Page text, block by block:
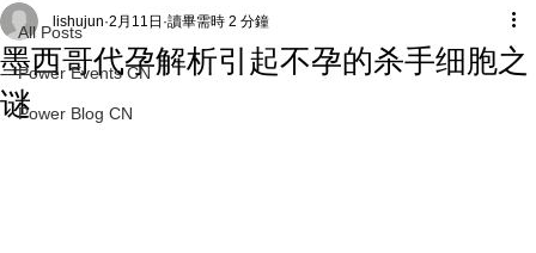
All Posts
Power Events CN
Power Blog CN
墨西哥代孕解析引起不孕的杀手细胞之
谜
lishujun 2月11日 讀畢需時 2 分鐘